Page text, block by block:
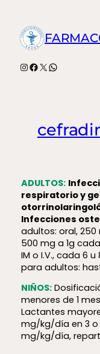
contenido
Instagram
Facebook
X WhatsApp
ADULTOS:
respiratorio y
Infecciones
adultos: oral,
500 mg a 1g
IM o I.V., cada 6
para adultos:
NIÑOS:
menores de 1
Lactantes
mg/kg/día en 3 o
mg/kg/día,